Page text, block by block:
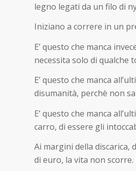
legno legati da un filo di
Iniziano a correre in un
E’ questo che manca
necessita solo di qualche
E’ questo che manca
disumanità, perchè non
E’ questo che manca
carro, di essere gli
Ai margini della discarica,
di euro, la vita non